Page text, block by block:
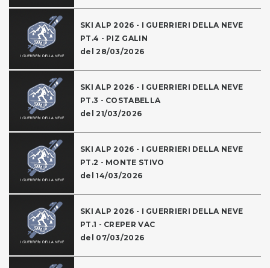
SKI ALP 2026 - I GUERRIERI DELLA NEVE
PT.4 - PIZ GALIN
del 28/03/2026
SKI ALP 2026 - I GUERRIERI DELLA NEVE
PT.3 - COSTABELLA
del 21/03/2026
SKI ALP 2026 - I GUERRIERI DELLA NEVE
PT.2 - MONTE STIVO
del 14/03/2026
SKI ALP 2026 - I GUERRIERI DELLA NEVE
PT.1 - CREPER VAC
del 07/03/2026